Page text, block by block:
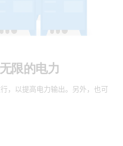
限的电力
，以提高电力输出。另外，也可